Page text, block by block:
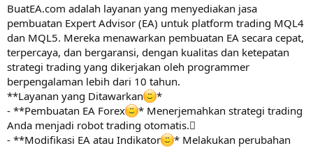
BuatEA.com adalah layanan yang menyediakan jasa
pembuatan Expert Advisor (EA) untuk platform trading MQL4
dan MQL5. Mereka menawarkan pembuatan EA secara cepat,
terpercaya, dan bergaransi, dengan kualitas dan ketepatan
strategi trading yang dikerjakan oleh programmer
berpengalaman lebih dari 10 tahun.
**Layanan yang Ditawarkan
*
- **Pembuatan EA Forex
* Menerjemahkan strategi trading
Anda menjadi robot trading otomatis.
- **Modifikasi EA atau Indikator
* Melakukan perubahan